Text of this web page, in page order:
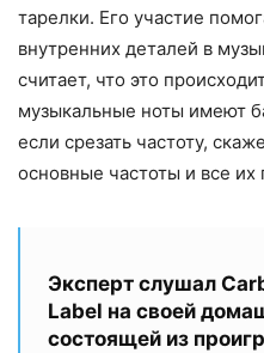
тарелки. Его участие
внутренних деталей в
считает, что это
музыкальные ноты имеют
если срезать частоту,
основные частоты и все их
Эксперт слушал
Label на своей
состоящей из